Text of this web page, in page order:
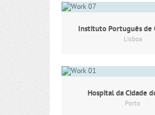
Instituto Português de
Lisboa
Hospital da Cidade
Porto